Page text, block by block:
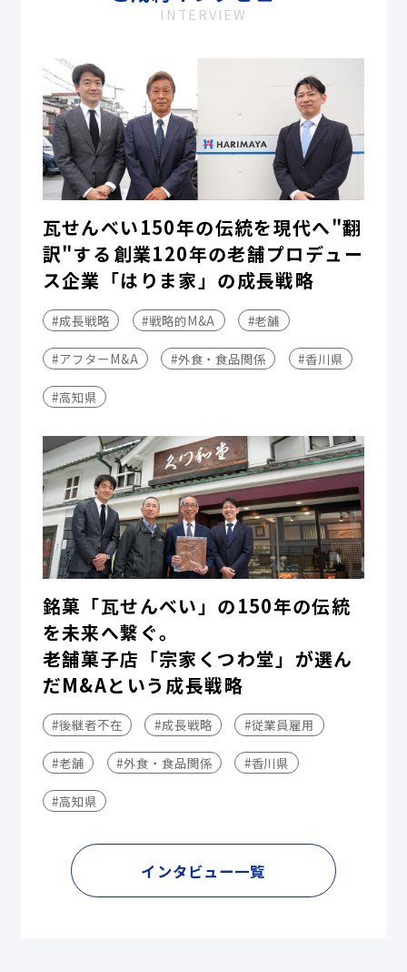
INTERVIEW
瓦せんべい150年の伝統を現代へ"翻
訳"する――創業120年の老舗プロデュー
ス企業「はりま家」の成長戦略
#成長戦略 #戦略的M&A #老舗
#アフターM&A #外食・食品関係 #香川県
#高知県
銘菓「瓦せんべい」の150年の伝統
を未来へ繋ぐ。
老舗菓子店「宗家くつわ堂」が選ん
だM&Aという成長戦略
#後継者不在 #成長戦略 #従業員雇用
#老舗 #外食・食品関係 #香川県
#高知県
インタビュー一覧